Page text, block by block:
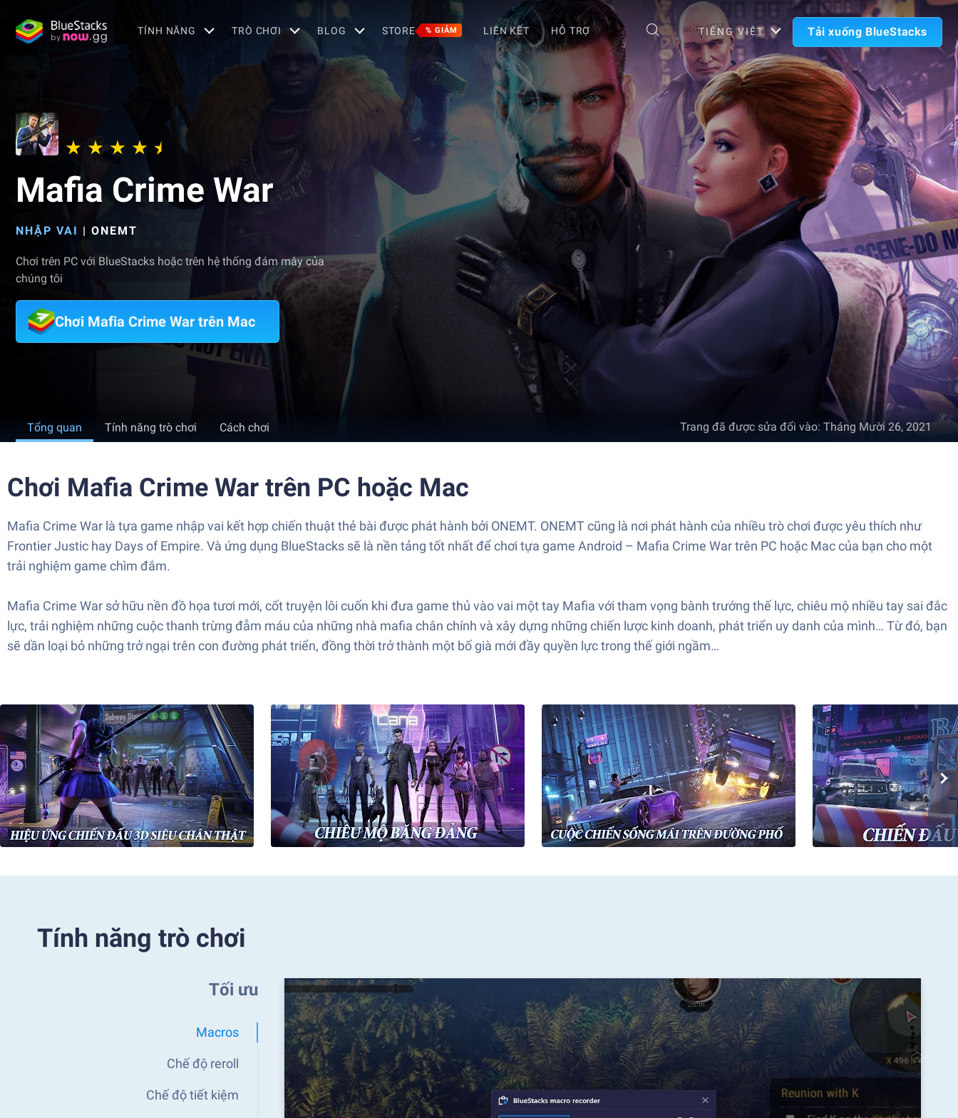
TÍNH NĂNG TRÒ CHƠI BLOG STORE % GIẢM LIÊN KẾT HỖ TRỢ TIẾNG VIỆT Tải xuống BlueStacks
Mafia Crime War
NHẬP VAI | ONEMT
Chơi trên PC với BlueStacks hoặc trên hệ thống đám mây của
chúng tôi
Chơi Mafia Crime War trên Mac
Tổng quan Tính năng trò chơi Cách chơi Trang đã được sửa đổi vào: Tháng Mười 26, 2021
Chơi Mafia Crime War trên PC hoặc Mac
Mafia Crime War là tựa game nhập vai kết hợp chiến thuật thẻ bài được phát hành bởi ONEMT. ONEMT cũng là nơi phát hành của nhiều trò chơi được yêu thích như
Frontier Justic hay Days of Empire. Và ứng dụng BlueStacks sẽ là nền tảng tốt nhất để chơi tựa game Android – Mafia Crime War trên PC hoặc Mac của bạn cho một
trải nghiệm game chìm đắm.
Mafia Crime War sở hữu nền đồ họa tươi mới, cốt truyện lôi cuốn khi đưa game thủ vào vai một tay Mafia với tham vọng bành trướng thế lực, chiêu mộ nhiều tay sai đắc
lực, trải nghiệm những cuộc thanh trừng đẫm máu của những nhà mafia chân chính và xây dựng những chiến lược kinh doanh, phát triển uy danh của mình… Từ đó, bạn
sẽ dần loại bỏ những trở ngại trên con đường phát triển, đồng thời trở thành một bố già mới đầy quyền lực trong thế giới ngầm…
Tính năng trò chơi
Tối ưu
Macros
Chế độ reroll
Chế độ tiết kiệm